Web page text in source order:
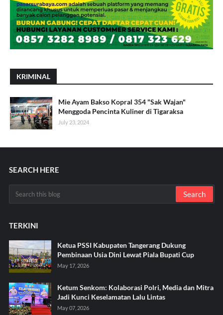
KRIMINAL
Mie Ayam Bakso Kopral 354 "Sak Wajan"
Menggoda Pencinta Kuliner di Tigaraksa
July 23, 2024
SEARCH HERE
TERKINI
Ketua PSSI Kabupaten Tangerang Dukung
Pembinaan Usia Dini Lewat Piala Bupati Cup
May 17, 2026
Ketum Senkom: Kolaborasi Polri, Media dan Mitra
Jadi Kunci Keselamatan Lalu Lintas
May 07, 2026